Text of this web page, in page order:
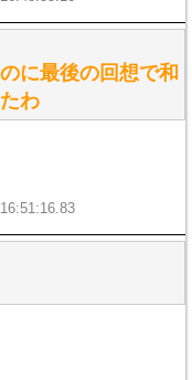
に最後の回想で和
わ